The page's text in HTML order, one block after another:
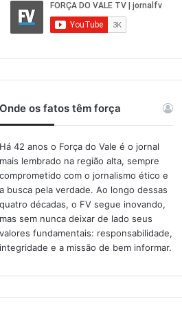
Onde os fatos têm força
Há 42 anos o Força do Vale é o jornal
mais lembrado na região alta, sempre
comprometido com o jornalismo ético e
a busca pela verdade. Ao longo dessas
quatro décadas, o FV segue inovando,
mas sem nunca deixar de lado seus
valores fundamentais: responsabilidade,
integridade e a missão de bem informar.​